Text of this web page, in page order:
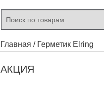
Главная / Герметик Elring
АКЦИЯ